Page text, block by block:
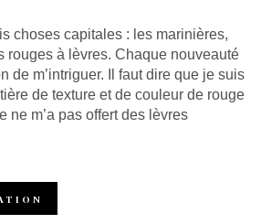
choses capitales : les marinières,
rouges à lèvres. Chaque nouveauté
de m’intriguer. Il faut dire que je suis
de texture et de couleur de rouge
ne m’a pas offert des lèvres